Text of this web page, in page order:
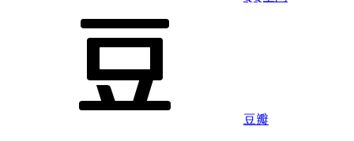
豆瓣